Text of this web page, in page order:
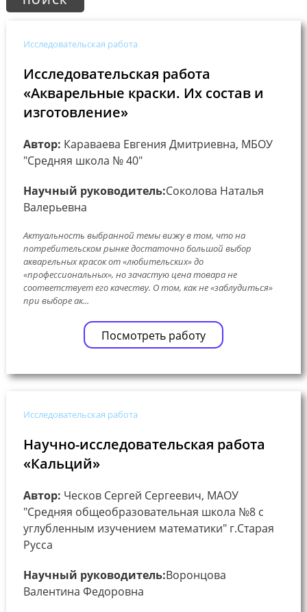
Исследовательская работа
Исследовательская работа
«Акварельные краски. Их состав и
изготовление»
Автор: Караваева Евгения Дмитриевна, МБОУ
"Средняя школа № 40"
Научный руководитель:Соколова Наталья
Валерьевна
Актуальность выбранной темы вижу в том, что на
потребительском рынке достаточно большой выбор
акварельных красок от «любительских» до
«профессиональных», но зачастую цена товара не
соответствует его качеству. О том, как не «заблудиться»
при выборе ак...
Посмотреть работу
Исследовательская работа
Научно-исследовательская работа
«Кальций»
Автор: Ческов Сергей Сергеевич, МАОУ
"Средняя общеобразовательная школа №8 с
углубленным изучением математики" г.Старая
Русса
Научный руководитель:Воронцова
Валентина Федоровна